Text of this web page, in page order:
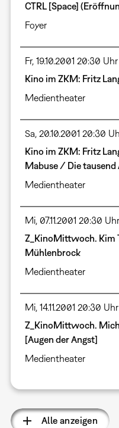
CTRL [Space]
Foyer
Fr, 19.10.2001 20:30
Kino im ZKM: Fritz
Medientheater
Sa, 20.10.2001 20:30
Kino im ZKM: Fritz
Mabuse / Die tausend
Medientheater
Mi, 07.11.2001 20:30
Z_KinoMittwoch. Kim
Mühlenbrock
Medientheater
Mi, 14.11.2001 20:30
Z_KinoMittwoch.
[Augen der Angst]
Medientheater
Alle anzeigen